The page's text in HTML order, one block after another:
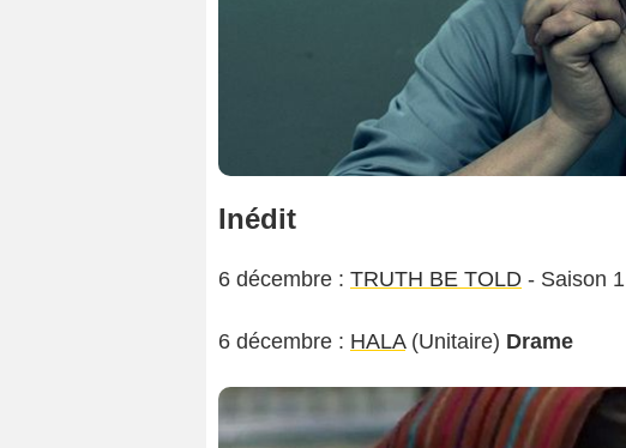
Inédit
6 décembre : TRUTH BE TOLD - Saison 1
6 décembre : HALA(Unitaire) Drame